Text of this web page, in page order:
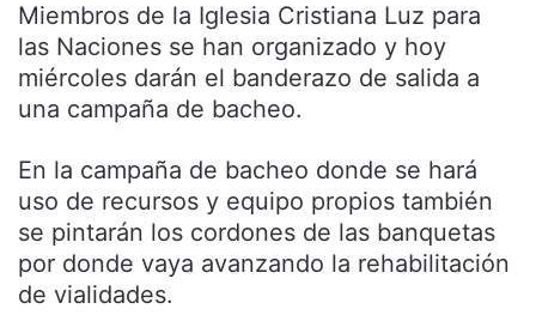
Miembros de la Iglesia Cristiana Luz para
las Naciones se han organizado y hoy
miércoles darán el banderazo de salida a
una campaña de bacheo.
En la campaña de bacheo donde se hará
uso de recursos y equipo propios también
se pintarán los cordones de las banquetas
por donde vaya avanzando la rehabilitación
de vialidades.